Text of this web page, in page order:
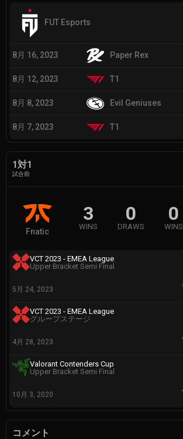
FUT Esports
8月 16, 2023 Paper Rex
8月 12, 2023 T1
8月 8, 2023 Evil Geniuses
8月 7, 2023 T1
1対1
試合前
Fnatic
3
WINS
0
DRAWS
0
WINS
VCT 2023 - EMEA League
Upper Bracket Semi Final
5月 24, 2023
VCT 2023 - EMEA League
グループステージ
4月 28, 2023
Valorant Contenders Cup
Upper Bracket Semi Final
10月 3, 2020
コメント